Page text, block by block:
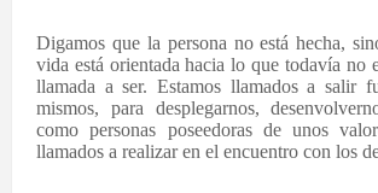
Digamos que la persona no está hecha,
vida está orientada hacia lo que todavía no
llamada a ser. Estamos llamados a salir
mismos, para desplegarnos,
como personas poseedoras de unos
llamados a realizar en el encuentro con los